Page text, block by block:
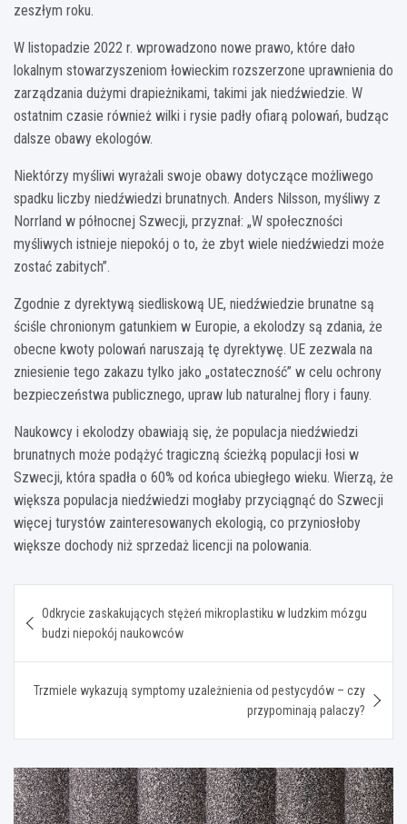
zeszłym roku.
W listopadzie 2022 r. wprowadzono nowe prawo, które dało
lokalnym stowarzyszeniom łowieckim rozszerzone uprawnienia do
zarządzania dużymi drapieżnikami, takimi jak niedźwiedzie. W
ostatnim czasie również wilki i rysie padły ofiarą polowań, budząc
dalsze obawy ekologów.
Niektórzy myśliwi wyrażali swoje obawy dotyczące możliwego
spadku liczby niedźwiedzi brunatnych. Anders Nilsson, myśliwy z
Norrland w północnej Szwecji, przyznał: „W społeczności
myśliwych istnieje niepokój o to, że zbyt wiele niedźwiedzi może
zostać zabitych”.
Zgodnie z dyrektywą siedliskową UE, niedźwiedzie brunatne są
ściśle chronionym gatunkiem w Europie, a ekolodzy są zdania, że
obecne kwoty polowań naruszają tę dyrektywę. UE zezwala na
zniesienie tego zakazu tylko jako „ostateczność” w celu ochrony
bezpieczeństwa publicznego, upraw lub naturalnej flory i fauny.
Naukowcy i ekolodzy obawiają się, że populacja niedźwiedzi
brunatnych może podążyć tragiczną ścieżką populacji łosi w
Szwecji, która spadła o 60% od końca ubiegłego wieku. Wierzą, że
większa populacja niedźwiedzi mogłaby przyciągnąć do Szwecji
więcej turystów zainteresowanych ekologią, co przyniosłoby
większe dochody niż sprzedaż licencji na polowania.
wpisu
Odkrycie zaskakujących stężeń mikroplastiku w ludzkim mózgu
budzi niepokój naukowców
Trzmiele wykazują symptomy uzależnienia od pestycydów – czy
przypominają palaczy?